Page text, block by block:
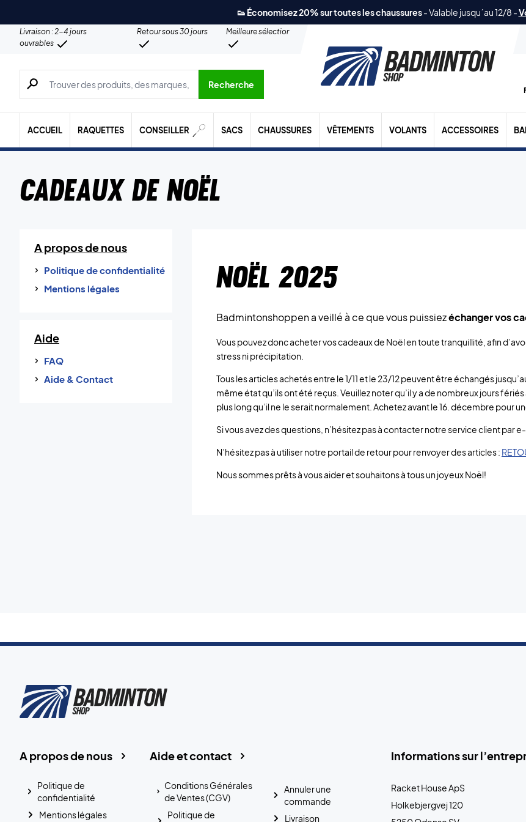
👟 Économisez 20% sur toutes les chaussures-Valable jusqu´au 12/8 -
Livraison : 2-4 jours
ouvrables
Retour sous 30 jours
Meilleure sélection
Recherche de produits, de marques, etc.
Recherche
ACCUEIL RAQUETTES CONSEILLER SACS CHAUSSURES VÊTEMENTS VOLANTS ACCESSOIRES
Cadeaux de Noël
A propos de nous
Politique de confidentialité
Mentions légales
Aide
FAQ
Aide & Contact
NOËL 2025
Badmintonshoppen a veillé à ce que vous puissiezéchanger vos
Vous pouvez donc acheter vos cadeaux de Noël en toute tranquillité, afin
stress ni précipitation.
Tous les articles achetés entre le 1/11 et le 23/12 peuvent être échangés
même état qu’ils ont été reçus. Veuillez noter qu’il y a de nombreux jours
plus long qu’il ne le serait normalement. Achetez avant le 16. décembre pour
Si vous avez des questions, n’hésitez pas à contacter notre service client par
N’hésitez pas à utiliser notre portail de retour pour renvoyer des articles :
Nous sommes prêts à vous aider et souhaitons à tous un joyeux Noël!
Informations sur
Racket House ApS
Holkebjergvej 120
Aide et contact
Conditions Générales
de Ventes (CGV)
Politique de
Annuler une
commande
Livraison
A propos de nous
Politique de
confidentialité
Mentions légales